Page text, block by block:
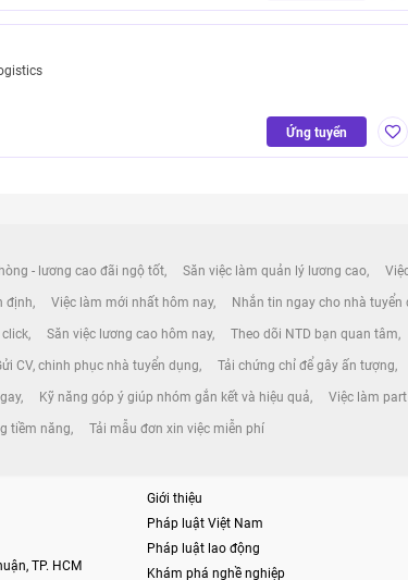
Ứng tuyển
- lương cao đãi ngộ tốt Săn việc làm quản lý lương cao
định Việc làm mới nhất hôm nay Nhắn tin ngay cho nhà tuyển
Săn việc lương cao hôm nay Theo dõi NTD bạn quan tâm
CV, chinh phục nhà tuyển dụng Tải chứng chỉ để gây ấn tượng
Kỹ năng góp ý giúp nhóm gắn kết và hiệu quả Việc làm
tiềm năng Tải mẫu đơn xin việc miễn phí
TP. HCM
Giới thiệu
Pháp luật Việt Nam
Pháp luật lao động
Khám phá nghề nghiệp